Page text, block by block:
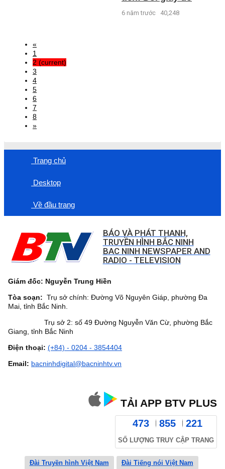
6 năm trước 40,248
«
1
2 (current)
3
4
5
6
7
8
»
Trang chủ
Desktop
Về đầu trang
BÁO VÀ PHÁT THANH,
TRUYỀN HÌNH BẮC NINH
BAC NINH NEWSPAPER AND
RADIO - TELEVISION
Giám đốc: Nguyễn Trung Hiền
Tòa soạn: Trụ sở chính: Đường Võ Nguyên Giáp, phường Đa
Mai, tỉnh Bắc Ninh.
Trụ sở 2: số 49 Đường Nguyễn Văn Cừ, phường Bắc
Giang, tỉnh Bắc Ninh
Điện thoại: (+84) - 0204 - 3854404
Email: bacninhdigital@bacninhtv.vn
TẢI APP BTV PLUS
473 855 221
SỐ LƯỢNG TRUY CẬP TRANG
Đài Truyền hình Việt Nam Đài Tiếng nói Việt Nam